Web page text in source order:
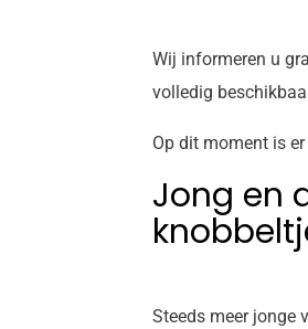
Wij informeren u
volledig
Op dit moment is
Jong en
Steeds meer jonge